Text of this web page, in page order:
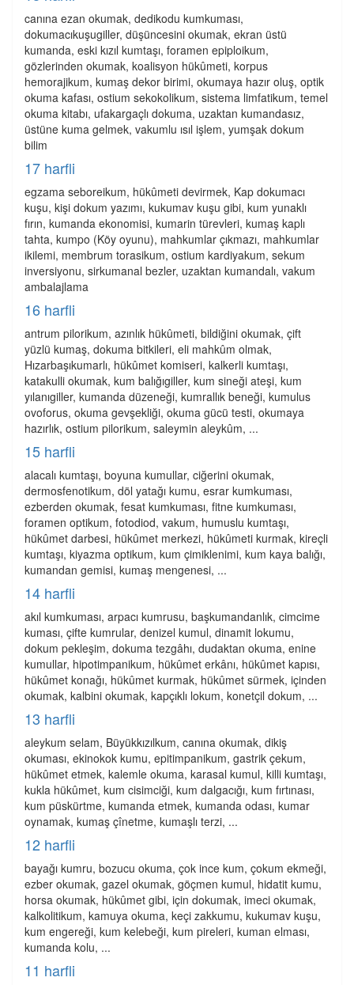
canına ezan okumak, dedikodu kumkuması,
dokumacıkuşugiller, düşüncesini okumak, ekran üstü
kumanda, eski kızıl kumtaşı, foramen epiploikum,
gözlerinden okumak, koalisyon hükûmeti, korpus
hemorajikum, kumaş dekor birimi, okumaya hazır oluş, optik
okuma kafası, ostium sekokolikum, sistema limfatikum, temel
okuma kitabı, ufakargaçlı dokuma, uzaktan kumandasız,
üstüne kuma gelmek, vakumlu ısıl işlem, yumşak dokum
bilim
17 harfli
egzama seboreikum, hükûmeti devirmek, Kap dokumacı
kuşu, kişi dokum yazımı, kukumav kuşu gibi, kum yunaklı
fırın, kumanda ekonomisi, kumarin türevleri, kumaş kaplı
tahta, kumpo (Köy oyunu), mahkumlar çıkmazı, mahkumlar
ikilemi, membrum torasikum, ostium kardiyakum, sekum
inversiyonu, sirkumanal bezler, uzaktan kumandalı, vakum
ambalajlama
16 harfli
antrum pilorikum, azınlık hükûmeti, bildiğini okumak, çift
yüzlü kumaş, dokuma bitkileri, eli mahkûm olmak,
Hızarbaşıkumarlı, hükûmet komiseri, kalkerli kumtaşı,
katakulli okumak, kum balığıgiller, kum sineği ateşi, kum
yılanıgiller, kumanda düzeneği, kumrallık beneği, kumulus
ovoforus, okuma gevşekliği, okuma gücü testi, okumaya
hazırlık, ostium pilorikum, saleymin aleykûm, ...
15 harfli
alacalı kumtaşı, boyuna kumullar, ciğerini okumak,
dermosfenotikum, döl yatağı kumu, esrar kumkuması,
ezberden okumak, fesat kumkuması, fitne kumkuması,
foramen optikum, fotodiod, vakum, humuslu kumtaşı,
hükûmet darbesi, hükûmet merkezi, hükûmeti kurmak, kireçli
kumtaşı, kiyazma optikum, kum çimiklenimi, kum kaya balığı,
kumandan gemisi, kumaş mengenesi, ...
14 harfli
akıl kumkuması, arpacı kumrusu, başkumandanlık, cimcime
kuması, çifte kumrular, denizel kumul, dinamit lokumu,
dokum pekleşim, dokuma tezgâhı, dudaktan okuma, enine
kumullar, hipotimpanikum, hükûmet erkânı, hükûmet kapısı,
hükûmet konağı, hükûmet kurmak, hükûmet sürmek, içinden
okumak, kalbini okumak, kapçıklı lokum, konetçil dokum, ...
13 harfli
aleykum selam, Büyükkızılkum, canına okumak, dikiş
okuması, ekinokok kumu, epitimpanikum, gastrik çekum,
hükûmet etmek, kalemle okuma, karasal kumul, killi kumtaşı,
kukla hükûmet, kum cisimciği, kum dalgacığı, kum fırtınası,
kum püskürtme, kumanda etmek, kumanda odası, kumar
oynamak, kumaş çînetme, kumaşlı terzi, ...
12 harfli
bayağı kumru, bozucu okuma, çok ince kum, çokum ekmeği,
ezber okumak, gazel okumak, göçmen kumul, hidatit kumu,
horsa okumak, hükûmet gibi, için dokumak, imeci okumak,
kalkolitikum, kamuya okuma, keçi zakkumu, kukumav kuşu,
kum engereği, kum kelebeği, kum pireleri, kuman elması,
kumanda kolu, ...
11 harfli